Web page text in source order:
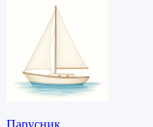
Парусник